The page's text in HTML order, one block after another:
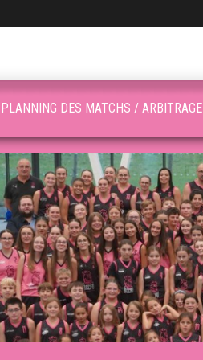
PLANNING DES MATCHS / ARBITRAGE